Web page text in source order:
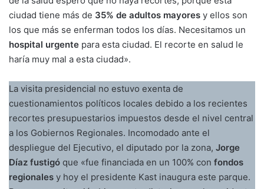
ciudad tiene más de 35% de adultos mayores y ellos son
los que más se enferman todos los días. Necesitamos un
hospital urgente para esta ciudad. El recorte en salud le
haría muy mal a esta ciudad».
La visita presidencial no estuvo exenta de
cuestionamientos políticos locales debido a los recientes
recortes presupuestarios impuestos desde el nivel central
a los Gobiernos Regionales. Incomodado ante el
despliegue del Ejecutivo, el diputado por la zona, Jorge
Díaz fustigó que «fue financiada en un 100% con fondos
regionales y hoy el presidente Kast inaugura este parque.